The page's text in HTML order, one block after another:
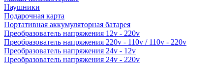
Наушники
Подарочная карта
Портативная аккумуляторная батарея
Преобразователь напряжения 12v - 220v
Преобразователь напряжения 220v - 110v / 110v - 220v
Преобразователь напряжения 24v - 12v
Преобразователь напряжения 24v - 220v